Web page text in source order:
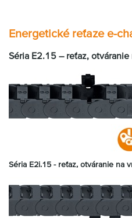
Energetické reťaze e-
Séria E2.15 – reťaz,
Séria E2i.15 - reťaz, otváranie na